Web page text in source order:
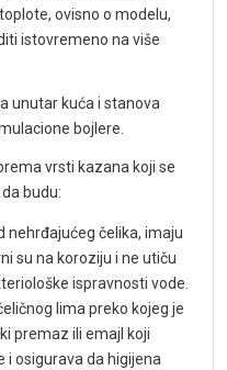
ovisno o modelu,
istovremeno na više
unutar kuća i stanova
bojlere.
vrsti kazana koji se
budu:
nehrđajućeg čelika, imaju
su na koroziju i ne utiču
ispravnosti vode.
lima preko kojeg je
premaz ili emajl koji
i osigurava da higijena